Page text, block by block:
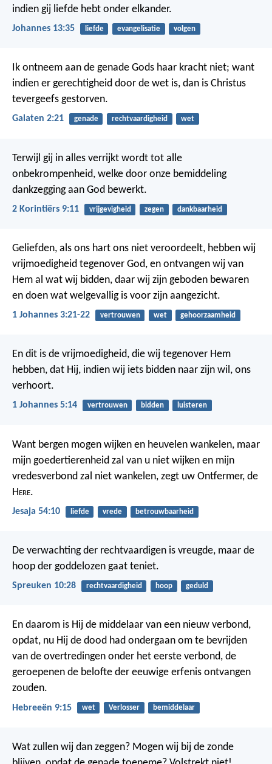
indien gij liefde hebt onder elkander.
Johannes 13:35 liefde evangelisatie volgen
Ik ontneem aan de genade Gods haar kracht niet; want
indien er gerechtigheid door de wet is, dan is Christus
tevergeefs gestorven.
Galaten 2:21 genade rechtvaardigheid wet
Terwijl gij in alles verrijkt wordt tot alle
onbekrompenheid, welke door onze bemiddeling
dankzegging aan God bewerkt.
2 Korintiërs 9:11 vrijgevigheid zegen dankbaarheid
Geliefden, als ons hart ons niet veroordeelt, hebben wij
vrijmoedigheid tegenover God, en ontvangen wij van
Hem al wat wij bidden, daar wij zijn geboden bewaren
en doen wat welgevallig is voor zijn aangezicht.
1 Johannes 3:21-22 vertrouwen wet gehoorzaamheid
En dit is de vrijmoedigheid, die wij tegenover Hem
hebben, dat Hij, indien wij iets bidden naar zijn wil, ons
verhoort.
1 Johannes 5:14 vertrouwen bidden luisteren
Want bergen mogen wijken en heuvelen wankelen, maar
mijn goedertierenheid zal van u niet wijken en mijn
vredesverbond zal niet wankelen, zegt uw Ontfermer, de
Here.
Jesaja 54:10 liefde vrede betrouwbaarheid
De verwachting der rechtvaardigen is vreugde, maar de
hoop der goddelozen gaat teniet.
Spreuken 10:28 rechtvaardigheid hoop geduld
En daarom is Hij de middelaar van een nieuw verbond,
opdat, nu Hij de dood had ondergaan om te bevrijden
van de overtredingen onder het eerste verbond, de
geroepenen de belofte der eeuwige erfenis ontvangen
zouden.
Hebreeën 9:15 wet Verlosser bemiddelaar
Wat zullen wij dan zeggen? Mogen wij bij de zonde